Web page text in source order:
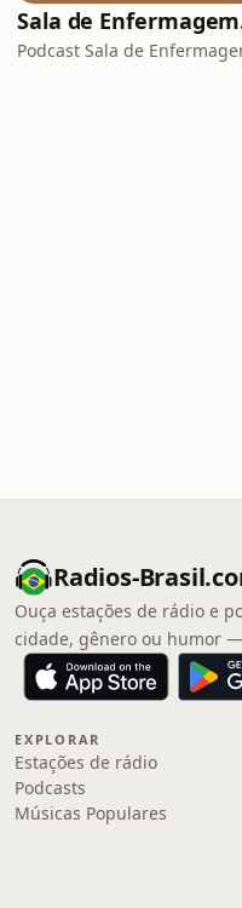
Podcast Sala de
Radios-
Ouça estações de rádio e
cidade, gênero ou humor
EXPLORAR
Estações de rádio
Podcasts
Músicas Populares